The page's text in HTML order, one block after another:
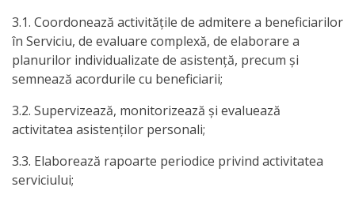
regulamente
Legislație
internațională
națională
3.1. Coordonează activităţile de admitere a beneficiarilor
în Serviciu, de evaluare complexă, de elaborare a
planurilor individualizate de asistenţă, precum şi
semnează acordurile cu beneficiarii;
3.2. Supervizează, monitorizează şi evaluează
activitatea asistenţilor personali;
3.3. Elaborează rapoarte periodice privind activitatea
serviciului;